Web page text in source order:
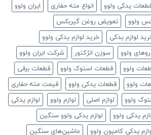
قطعات یدکی ولوو انواع مته حفاری
ایران ولوو
ولوو
تعویض روغن گیربکس
لوازم یدکی
خرید لوازم یدکی ولوو
ولوو سوزن انژکتور
شرکت ایران ولوو
ولوو قطعات استوک ولوو
قطعات برقی
ولوو قطعات یدکی ولوو
قیمت مته حفاری
ولوو لوازم اصلی لوازم ولوو
لوازم یدکی
یدکی ولوو
لوازم یدکی ولوو سنگین
یدکی کامیون ولوو
ماشین‌های سنگین